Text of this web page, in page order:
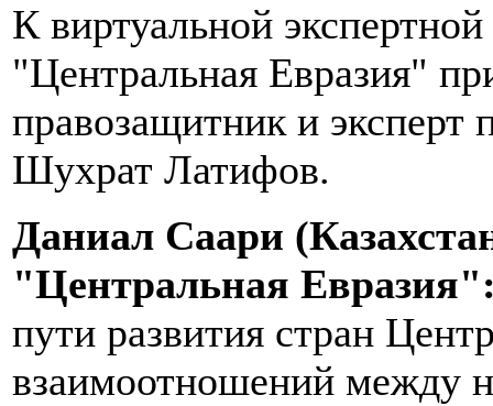
К виртуальной
"Центральная Евразия"
правозащитник и эксперт
Шухрат Латифов.
Даниал Саари
"Центральная
пути развития стран
взаимоотношений между